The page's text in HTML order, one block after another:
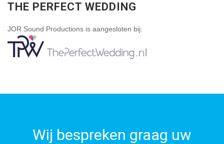
THE PERFECT WEDDING
JOR Sound Productions is aangesloten bij:
Wij bespreken graag uw